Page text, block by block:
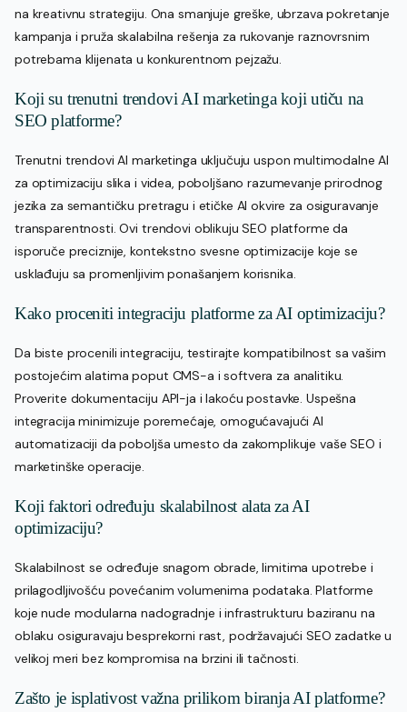
na kreativnu strategiju. Ona smanjuje greške, ubrzava pokretanje
kampanja i pruža skalabilna rešenja za rukovanje raznovrsnim
potrebama klijenata u konkurentnom pejzažu.
Koji su trenutni trendovi AI marketinga koji utiču na
SEO platforme?
Trenutni trendovi AI marketinga uključuju uspon multimodalne AI
za optimizaciju slika i videa, poboljšano razumevanje prirodnog
jezika za semantičku pretragu i etičke AI okvire za osiguravanje
transparentnosti. Ovi trendovi oblikuju SEO platforme da
isporuče preciznije, kontekstno svesne optimizacije koje se
usklađuju sa promenljivim ponašanjem korisnika.
Kako proceniti integraciju platforme za AI optimizaciju?
Da biste procenili integraciju, testirajte kompatibilnost sa vašim
postojećim alatima poput CMS-a i softvera za analitiku.
Proverite dokumentaciju API-ja i lakoću postavke. Uspešna
integracija minimizuje poremećaje, omogućavajući AI
automatizaciji da poboljša umesto da zakomplikuje vaše SEO i
marketinške operacije.
Koji faktori određuju skalabilnost alata za AI
optimizaciju?
Skalabilnost se određuje snagom obrade, limitima upotrebe i
prilagodljivošću povećanim volumenima podataka. Platforme
koje nude modularna nadogradnje i infrastrukturu baziranu na
oblaku osiguravaju besprekorni rast, podržavajući SEO zadatke u
velikoj meri bez kompromisa na brzini ili tačnosti.
Zašto je isplativost važna prilikom biranja AI platforme?